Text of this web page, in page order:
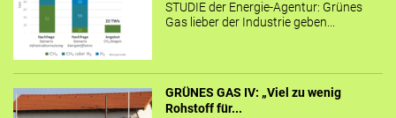
STUDIE der Energie-Agentur: Grünes
Gas lieber der Industrie geben...
GRÜNES GAS IV: „Viel zu wenig
Rohstoff für...